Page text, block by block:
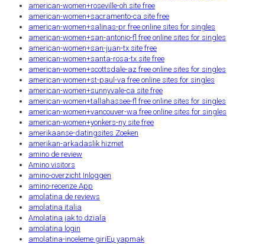
american-women+roseville-oh site free
american-women+sacramento-ca site free
american-women+salinas-pr free online sites for singles
american-women+san-antonio-fl free online sites for singles
american-women+san-juan-tx site free
american-women+santa-rosa-tx site free
american-women+scottsdale-az free online sites for singles
american-women+st-paul-va free online sites for singles
american-women+sunnyvale-ca site free
american-women+tallahassee-fl free online sites for singles
american-women+vancouver-wa free online sites for singles
american-women+yonkers-ny site free
amerikaanse-datingsites Zoeken
amerikan-arkadaslik hizmet
amino de review
Amino visitors
amino-overzicht Inloggen
amino-recenze App
amolatina de reviews
amolatina italia
Amolatina jak to dziala
amolatina login
amolatina-inceleme giriЕџ yapmak